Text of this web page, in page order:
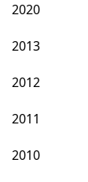
2020
2013
2012
2011
2010